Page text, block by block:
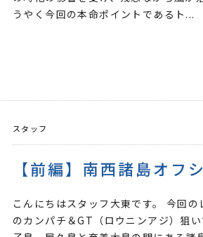
うやく今回の本命ポイントであるト...
スタッフ
【前編】南西諸島オフ
こんにちはスタッフ大東です。 今回
のカンパチ＆GT（ロウニンアジ）狙